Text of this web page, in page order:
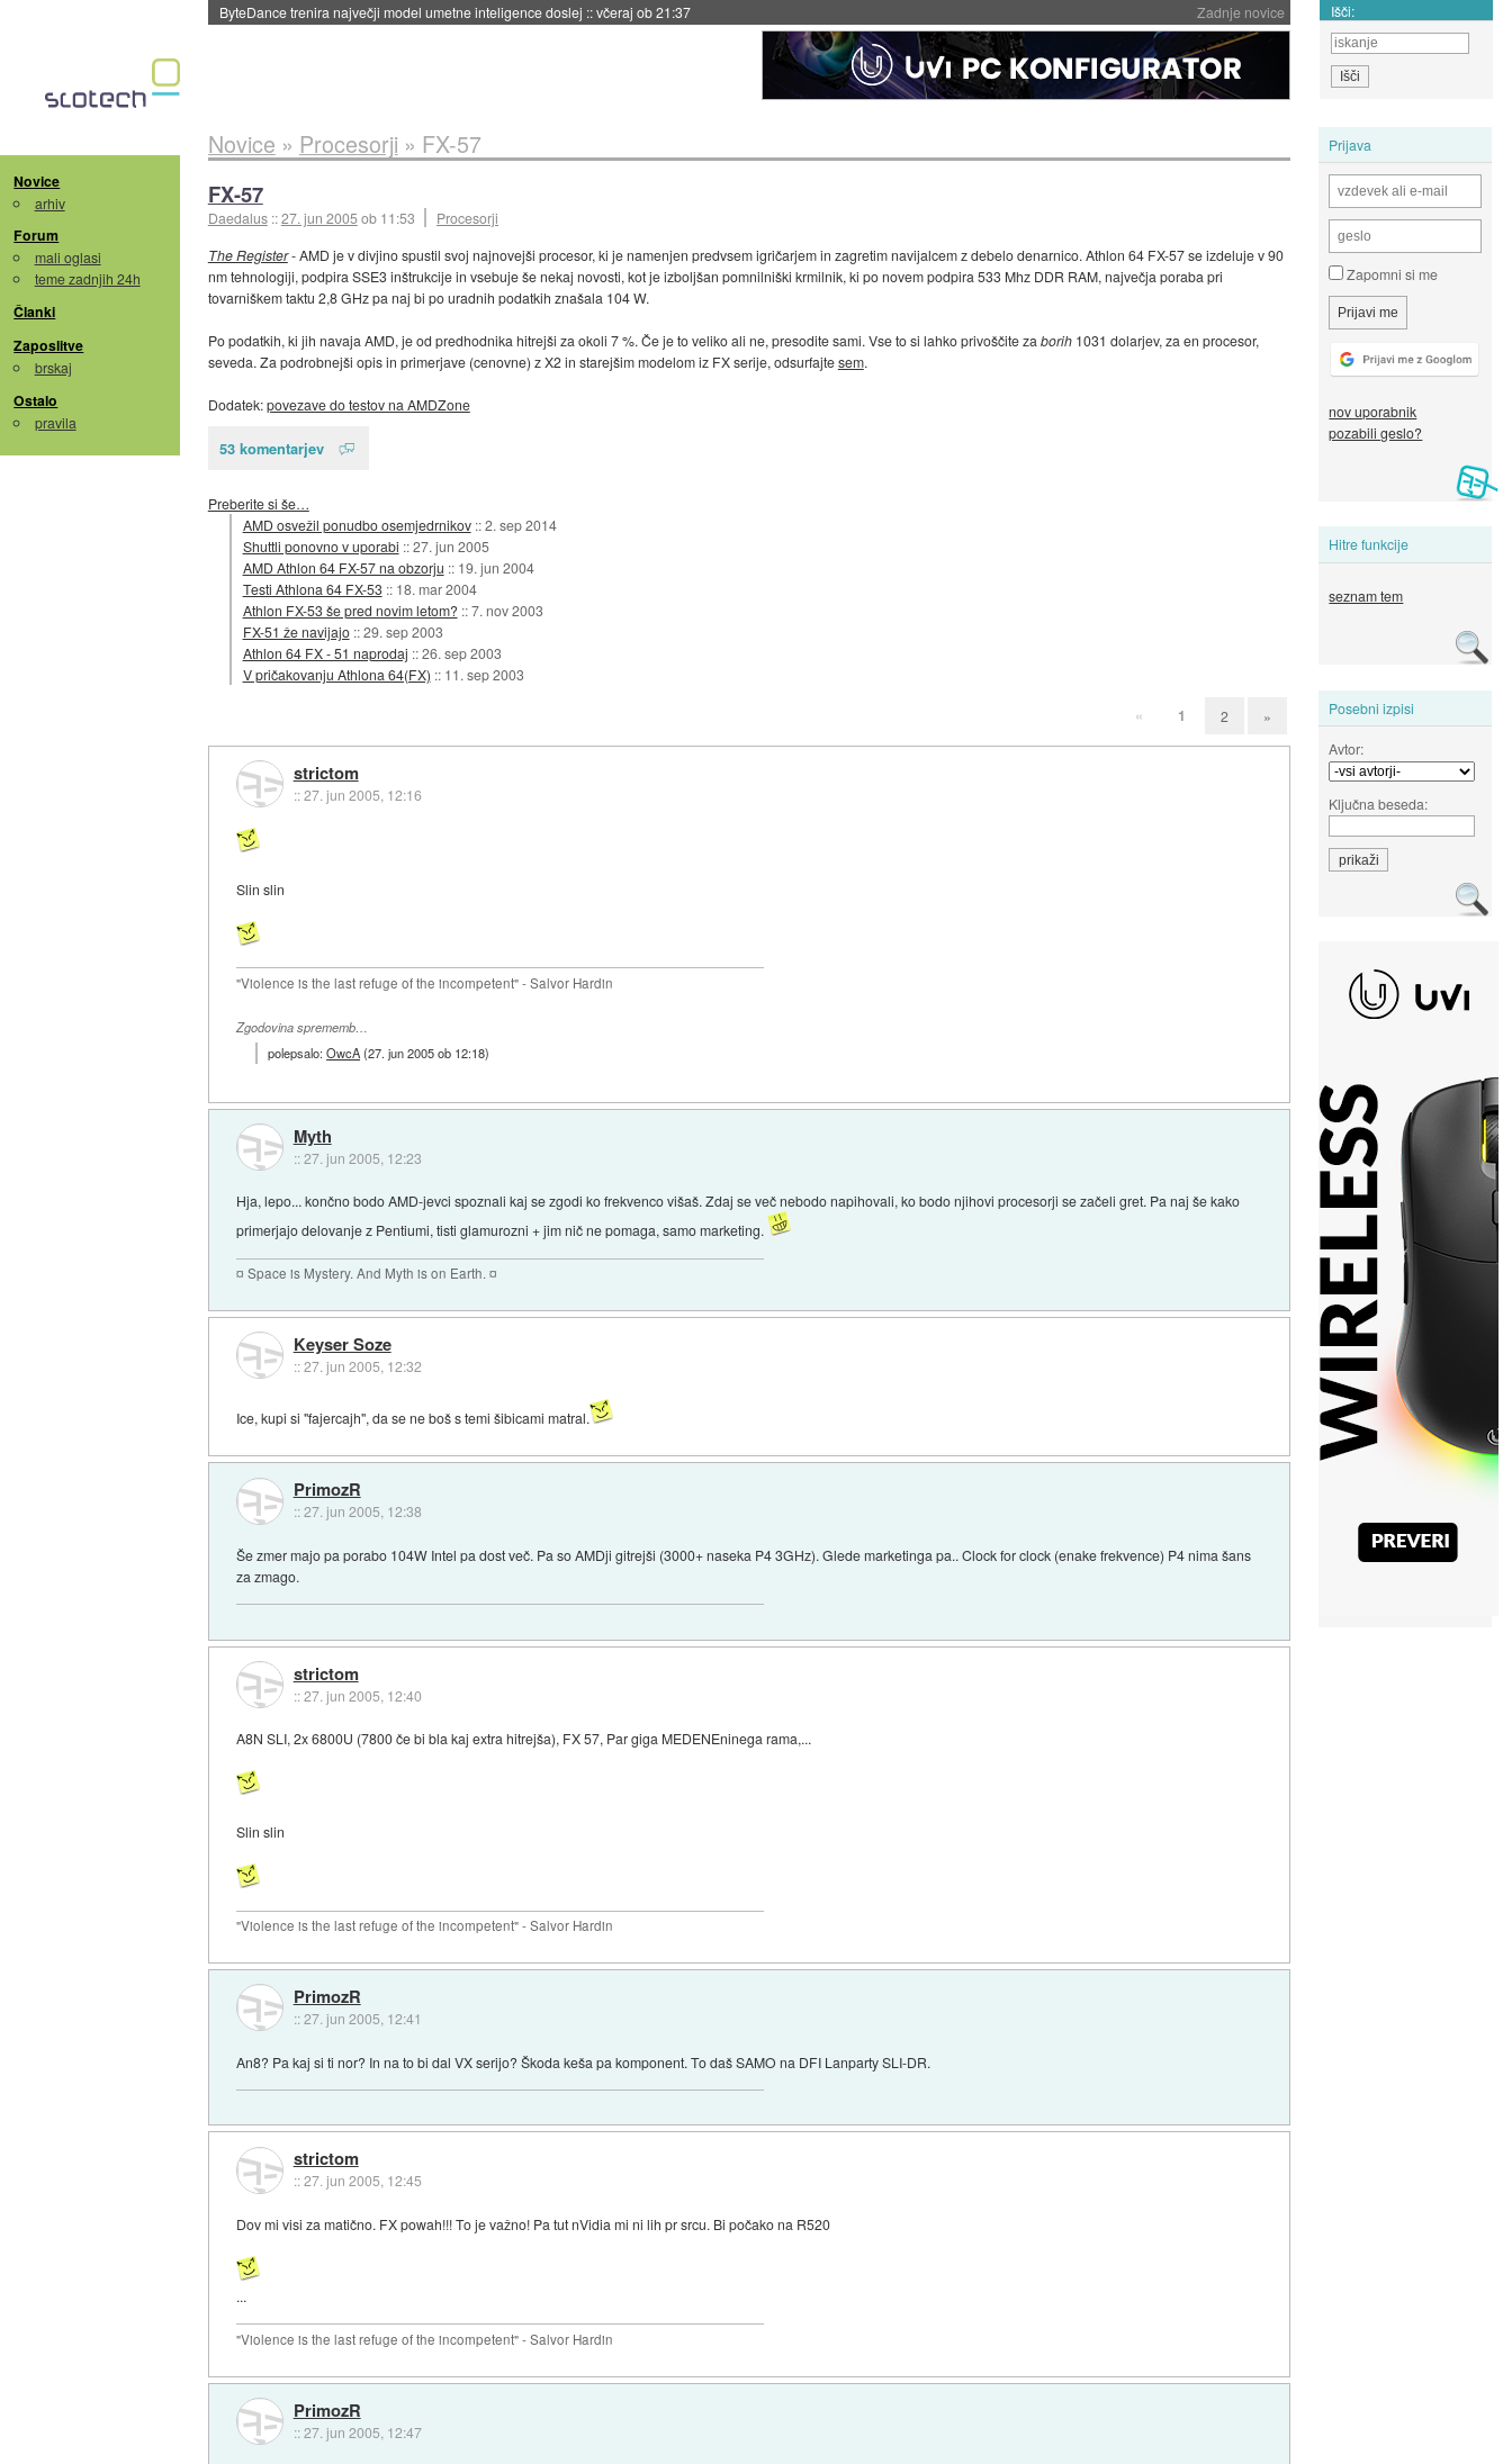
Zadnje novice
Spletne strani začele streči oglase za agente umetne inteligence::včeraj ob 21:23 Išči:
Novice
arhiv
Forum
mali oglasi
teme zadnjih 24h
Članki
Zaposlitve
brskaj
Ostalo
pravila
Prijava
Zapomni si me
nov uporabnik
pozabili geslo?
Hitre funkcije
seznam tem
Posebni izpisi
Avtor:
Ključna beseda:
Novice » Procesorji » FX-57
FX-57
Daedalus ::27. jun 2005ob 11:53
Procesorji
The Register- AMD je v divjino spustil svoj najnovejši procesor, ki je namenjen predvsem igričarjem in zagretim navijalcem z debelo denarnico. Athlon 64 FX-57 se izdeluje v 90
nm tehnologiji, podpira SSE3 inštrukcije in vsebuje še nekaj novosti, kot je izboljšan pomnilniški krmilnik, ki po novem podpira 533 Mhz DDR RAM, največja poraba pri
tovarniškem taktu 2,8 GHz pa naj bi po uradnih podatkih znašala 104 W.
Po podatkih, ki jih navaja AMD, je od predhodnika hitrejši za okoli 7 %. Če je to veliko ali ne, presodite sami. Vse to si lahko privoščite za borih1031 dolarjev, za en procesor,
seveda. Za podrobnejši opis in primerjave (cenovne) z X2 in starejšim modelom iz FX serije, odsurfajtesem.
Dodatek:povezave do testov na AMDZone
53 komentarjev
Preberite si še…
AMD osvežil ponudbo osemjedrnikov ::2. sep 2014
Shuttli ponovno v uporabi ::27. jun 2005
AMD Athlon 64 FX-57 na obzorju :: 19. jun 2004
Testi Athlona 64 FX-53 :: 18. mar 2004
Athlon FX-53 še pred novim letom? ::7. nov 2003
FX-51 že navijajo ::29. sep 2003
Athlon 64 FX - 51 naprodaj ::26. sep 2003
V pričakovanju Athlona 64(FX) :: 11. sep 2003
« 1 2 »
strictom
::27. jun 2005, 12:16
Slin slin
"Violence is the last refuge of the incompetent" - Salvor Hardin
Zgodovina sprememb…
polepsalo:OwcA(27. jun 2005 ob 12:18)
Myth
::27. jun 2005, 12:23
Hja, lepo... končno bodo AMD-jevci spoznali kaj se zgodi ko frekvenco višaš. Zdaj se več nebodo napihovali, ko bodo njihovi procesorji se začeli gret. Pa naj še kako
primerjajo delovanje z Pentiumi, tisti glamurozni + jim nič ne pomaga, samo marketing.
¤ Space is Mystery. And Myth is on Earth. ¤
Keyser Soze
::27. jun 2005, 12:32
Ice, kupi si "fajercajh", da se ne boš s temi šibicami matral.
PrimozR
::27. jun 2005, 12:38
Še zmer majo pa porabo 104W Intel pa dost več. Pa so AMDji gitrejši (3000+ naseka P4 3GHz). Glede marketinga pa.. Clock for clock (enake frekvence) P4 nima šans
za zmago.
strictom
::27. jun 2005, 12:40
A8N SLI, 2x 6800U (7800 če bi bla kaj extra hitrejša), FX 57, Par giga MEDENEninega rama,...
Slin slin
"Violence is the last refuge of the incompetent" - Salvor Hardin
PrimozR
::27. jun 2005, 12:41
An8? Pa kaj si ti nor? In na to bi dal VX serijo? Škoda keša pa komponent. To daš SAMO na DFI Lanparty SLI-DR.
strictom
::27. jun 2005, 12:45
Dov mi visi za matično. FX powah!!! To je važno! Pa tut nVidia mi ni lih pr srcu. Bi počako na R520
...
"Violence is the last refuge of the incompetent" - Salvor Hardin
PrimozR
::27. jun 2005, 12:47